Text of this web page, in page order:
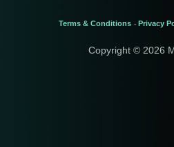
Terms & Conditions - Privacy
Copyright © 2026